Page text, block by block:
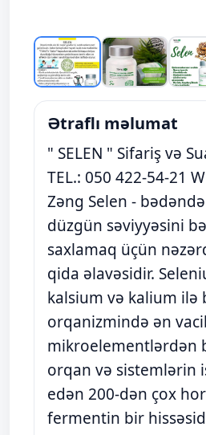
Ətraflı məlumat
" SELEN " Sifariş və
TEL.: 050 422-54-21
Zəng Selen -
düzgün səviyyəsini
saxlamaq üçün
qida əlavəsidir.
kalsium və kalium ilə
orqanizmində ən
mikroelementlərdən
orqan və sistemlərin
edən 200-dən çox
fermentin bir